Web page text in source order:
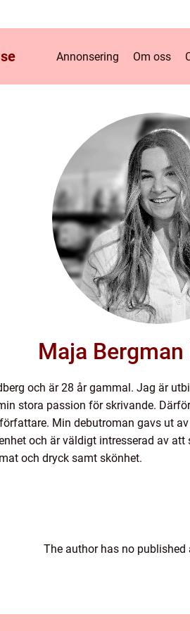
se Annonsering Om oss
Maja
och är 28 år gammal. Jag är
stora passion för skrivande.
Min debutroman gavs ut
och är väldigt intresserad av
och dryck samt skönhet.
The author has no published